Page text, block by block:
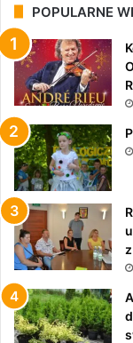
POPULARNE